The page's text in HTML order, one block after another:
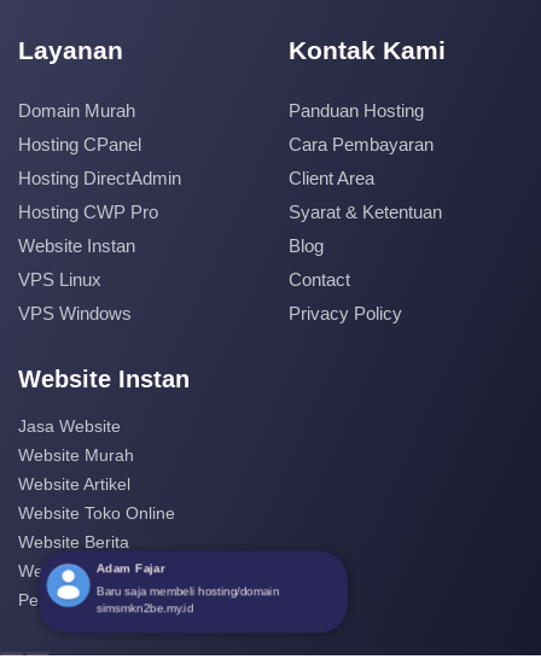
Layanan
Domain Murah
Hosting CPanel
Hosting DirectAdmin
Hosting CWP Pro
Website Instan
VPS Linux
VPS Windows
Kontak Kami
Panduan Hosting
Cara Pembayaran
Client Area
Syarat & Ketentuan
Blog
Contact
Privacy Policy
Website Instan
Jasa Website
Website Murah
Website Artikel
Website Toko Online
Website Berita
Website Perusahaan
Pembuatan Website
Adam Fajar
Baru saja membeli hosting/domain
simsmkn2be.my.id